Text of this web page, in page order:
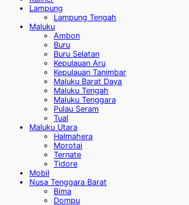
Lampung
Lampung Tengah
Maluku
Ambon
Buru
Buru Selatan
Kepulauan Aru
Kepulauan Tanimbar
Maluku Barat Daya
Maluku Tengah
Maluku Tenggara
Pulau Seram
Tual
Maluku Utara
Halmahera
Morotai
Ternate
Tidore
Mobil
Nusa Tenggara Barat
Bima
Dompu